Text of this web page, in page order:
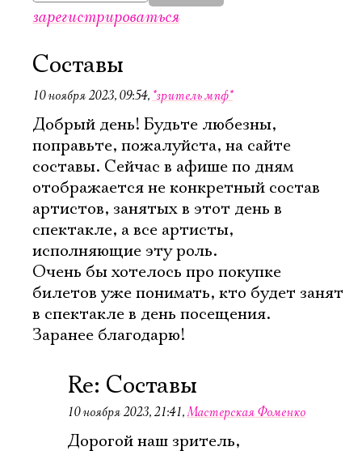
зарегистрироваться
Составы
10 ноября 2023, 09:54, *зритель мпф*
Добрый день! Будьте любезны,
поправьте, пожалуйста, на сайте
составы. Сейчас в афише по дням
отображается не конкретный состав
артистов, занятых в этот день в
спектакле, а все артисты,
исполняющие эту роль.
Очень бы хотелось про покупке
билетов уже понимать, кто будет занят
в спектакле в день посещения.
Заранее благодарю!
Re: Составы
10 ноября 2023, 21:41,Мастерская Фоменко
Дорогой наш зритель,